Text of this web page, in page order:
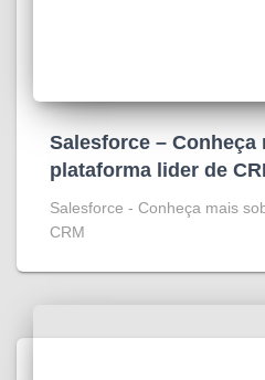
Salesforce – Conheça
plataforma lider de
Salesforce - Conheça mais
CRM